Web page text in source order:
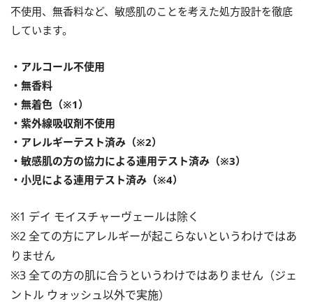
不使用、無香料など、敏感肌のことを考えた処方設計を徹底
しています。
・アルコール不使用
・無香料
・無着色（※1）
・紫外線吸収剤不使用
・アレルギーテスト済み（※2）
・敏感肌の方の協力による連用テスト済み（※3）
・小児による連用テスト済み（※4）
※1 デイ モイスチャーヴェールは除く
※2 全ての方にアレルギーが起こらないというわけではあ
りません
※3 全ての方の肌に合うというわけではありません（ジェ
ントル ウォッシュ以外で実施）